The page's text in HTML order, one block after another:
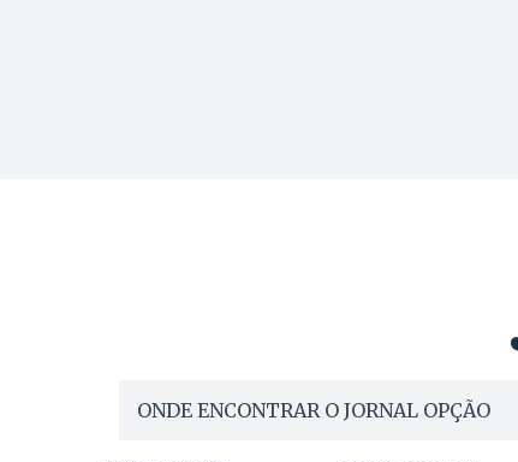
ONDE ENCONTRAR O JORNAL OPÇÃO